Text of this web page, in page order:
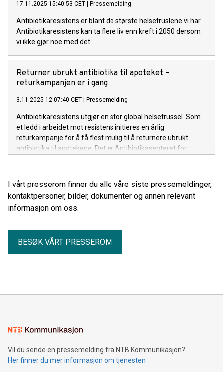
17.11.2025 15:40:53 CET Pressemelding
Antibiotikaresistens er blant de største helsetruslene vi har.
Antibiotikaresistens kan ta flere liv enn kreft i 2050 dersom
vi ikke gjør noe med det.
Returner ubrukt antibiotika til apoteket –
returkampanjen er i gang
3.11.2025 12:07:40 CET Pressemelding
Antibiotikaresistens utgjør en stor global helsetrussel. Som
et ledd i arbeidet mot resistens initieres en årlig
returkampanje for å få flest mulig til å returnere ubrukt
antibiotika til apotekene. Det er Antibiotikasenteret for
I vårt presserom finner du alle våre siste pressemeldinger,
kontaktpersoner, bilder, dokumenter og annen relevant
informasjon om oss.
BESØK VÅRT PRESSEROM
Vil du sende en pressemelding fra NTB Kommunikasjon?
Her finner du mer informasjon om tjenesten